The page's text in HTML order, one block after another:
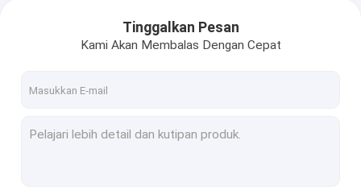
Mesin penghancur poros ganda
Mesin Penghancur Plastik
Tinggalkan Pesan
Kami Akan Membalas Dengan Cepat